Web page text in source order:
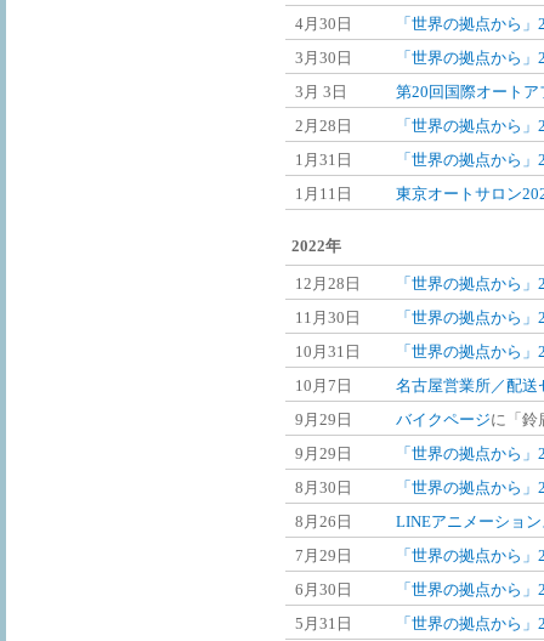
4月30日
「世界の拠点から
3月30日
「世界の拠点から
3月 3日
第20回国際オートア
2月28日
「世界の拠点から
1月31日
「世界の拠点から
1月11日
東京オートサロン
2022年
12月28日
「世界の拠点から
11月30日
「世界の拠点から
10月31日
「世界の拠点から
10月7日
名古屋営業所／配送
9月29日
バイクページに「鈴
9月29日
「世界の拠点から
8月30日
「世界の拠点から
8月26日
LINEアニメーショ
7月29日
「世界の拠点から
6月30日
「世界の拠点から
5月31日
「世界の拠点から